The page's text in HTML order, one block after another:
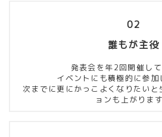
02
誰もが主役
発表会を年2回開催して
イベントにも積極的に参加
次までに更にかっこよくなりたい
ョンも上がります